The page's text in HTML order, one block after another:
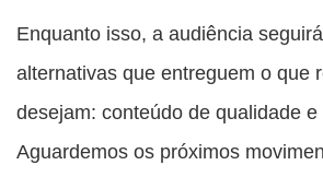
Enquanto isso, a audiência
alternativas que entreguem o que
desejam: conteúdo de qualidade
Aguardemos os próximos